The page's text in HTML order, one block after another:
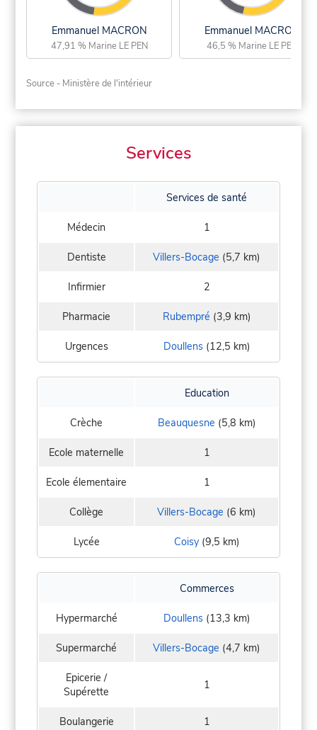
Emmanuel MACRON
47,91 % Marine LE PEN
Emmanuel MACRON
46,5 % Marine LE PEN
Source - Ministère de l'intérieur
Services
Services de santé
Médecin 1
Dentiste Villers-Bocage (5,7 km)
Infirmier 2
Pharmacie Rubempré (3,9 km)
Urgences Doullens(12,5 km)
Education
Crèche Beauquesne (5,8 km)
Ecole maternelle 1
Ecole élementaire 1
Collège Villers-Bocage (6 km)
Lycée Coisy(9,5 km)
Commerces
Hypermarché Doullens(13,3 km)
Supermarché Villers-Bocage (4,7 km)
Epicerie /
Supérette
1
Boulangerie 1